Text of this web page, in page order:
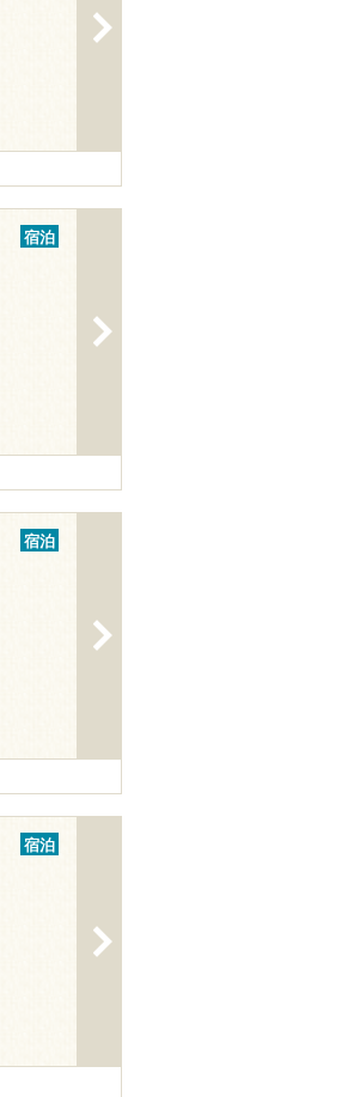
宿泊
宿泊
宿泊